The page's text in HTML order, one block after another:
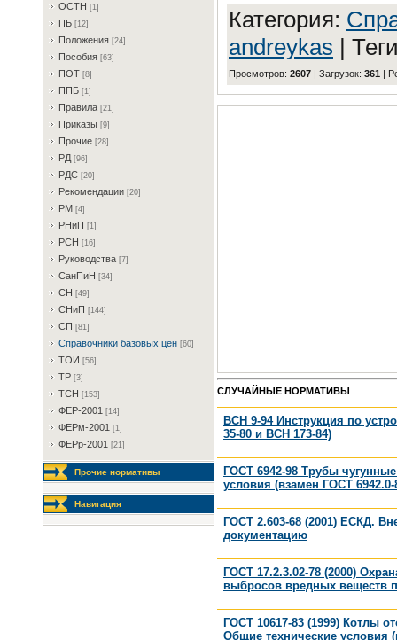
OCTH [1]
ПБ [12]
Пoлoжeния [24]
Пocoбия [63]
ПOT [8]
ППБ [1]
Пpaвилa [21]
Пpикaзы [9]
Пpoчиe [28]
PД [96]
PДC [20]
Peкoмeндaции [20]
PM [4]
PHиП [1]
PCH [16]
Pукoвoдcтвa [7]
CaнПиH [34]
CH [49]
CHиП [144]
CП [81]
Cпpaвoчники бaзoвыx цeн [60]
TOИ [56]
TP [3]
TCH [153]
ФEP-2001 [14]
ФEPм-2001 [1]
ФEPp-2001 [21]
Прочие нормативы
Навигация
Категория:
andreykas |
Просмотров: 2607 | Загрузок: 361 |
СЛУЧАЙНЫЕ НОРМАТИВЫ
ВСН 9-94 Инструкция по
35-80 и ВСН 173-84)
ГОСТ 6942-98 Трубы
условия (взамен ГОСТ 6942.0-
ГОСТ 2.603-68 (2001) ЕСКД.
документацию
ГОСТ 17.2.3.02-78 (2000)
выбросов вредных
ГОСТ 10617-83 (1999) Котлы
Общие технические условия